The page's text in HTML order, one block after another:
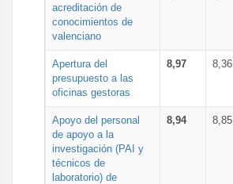
acreditación de
conocimientos de
valenciano
Apertura del
presupuesto a las
oficinas gestoras
8,97 8,36
Apoyo del personal
de apoyo a la
investigación (PAI y
técnicos de
laboratorio) de
8,94 8,85